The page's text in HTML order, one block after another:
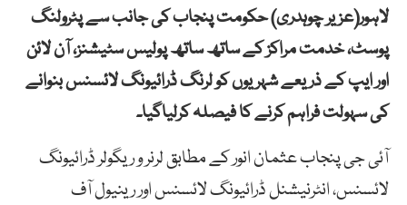
لاہور(عزیر چوہدری) حکومت پنجاب کی جانب سے پٹرولنگ
پوسٹ، خدمت مراکز کے ساتھ ساتھ پولیس سٹیشنز، آن لائن
اور ایپ کے ذریعے شہریوں کو لرنگ ڈرائیونگ لائسنس بنوانے
کی سہولت فراہم کرنے کا فیصلہ کرلیاگیا۔
آئی جی پنجاب عثمان انور کے مطابق لرنر و ریگولر ڈرائیونگ
لائسنس، انٹرنیشنل ڈرائیونگ لائسنس اور رینیول آف